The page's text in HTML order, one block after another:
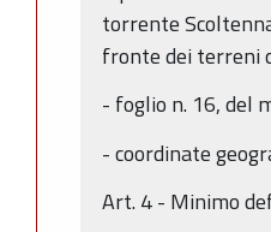
torrente
fronte dei terreni
- foglio n. 16, del
- coordinate
Art. 4 - Minimo